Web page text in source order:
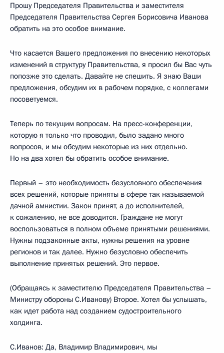
Прошу Председателя Правительства и заместителя
Председателя Правительства Сергея Борисовича Иванова
обратить на это особое внимание.
Что касается Вашего предложения по внесению некоторых
изменений в структуру Правительства, я просил бы Вас чуть
попозже это сделать. Давайте не спешить. Я знаю Ваши
предложения, обсудим их в рабочем порядке, с коллегами
посоветуемся.
Теперь по текущим вопросам. На пресс-конференции,
которую я только что проводил, было задано много
вопросов, и мы обсудим некоторые из них отдельно.
Но на два хотел бы обратить особое внимание.
Первый – это необходимость безусловного обеспечения
всех решений, которые приняты в сфере так называемой
дачной амнистии. Закон принят, а до исполнителей,
к сожалению, не все доводится. Граждане не могут
воспользоваться в полном объеме принятыми решениями.
Нужны подзаконные акты, нужны решения на уровне
регионов и так далее. Нужно безусловно обеспечить
выполнение принятых решений. Это первое.
(Обращаясь к заместителю Председателя Правительства –
Министру обороны С.Иванову) Второе. Хотел бы услышать,
как идет работа над созданием судостроительного
холдинга.
С.Иванов: Да, Владимир Владимирович, мы